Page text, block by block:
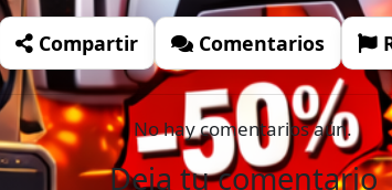
Compartir Comentarios
No hay comentarios aún.
Deja tu comentario